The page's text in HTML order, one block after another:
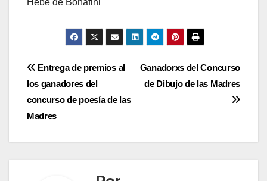
Hebe de Bonafini
Navegación
de
entradas
Ganadorxs del Concurso
de Dibujo de las Madres
Entrega de premios al
los ganadores del
concurso de poesía de las
Madres